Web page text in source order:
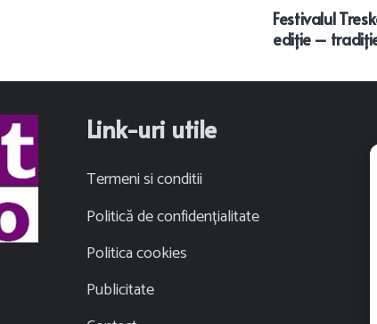
Festivalul
ediție –
Link-uri utile
Termeni si conditii
Politică de confidențialitate
Politica cookies
Publicitate